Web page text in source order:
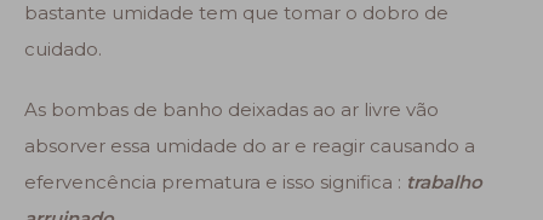
bastante umidade tem que tomar o dobro de
cuidado.
As bombas de banho deixadas ao ar livre vão
absorver essa umidade do ar e reagir causando a
efervencência prematura e isso significa : trabalho